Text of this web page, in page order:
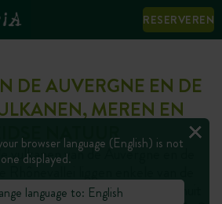
RESERVEREN
DE AUVERGNE EN DE
MEREN EN
NATUUR
vulkanen van de Auvergne en de
Rhônevallei liggen enkele van de
landschappen van Frankrijk. Vanuit
browser language (English) is not
displayed.
language to: English